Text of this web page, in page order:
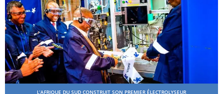
L’AFRIQUE DU SUD CONSTRUIT SON PREMIER ÉLECTROLYSEUR